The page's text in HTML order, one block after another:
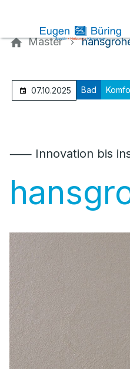
Master
07.10.2025 Bad
⸺ Innovation bis ins